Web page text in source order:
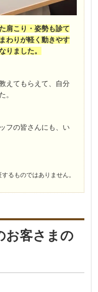
肩こり・姿勢も診て
わりが軽く動きやす
りました。
えてもらえて、自分
。
フの皆さんにも、い
るものではありません。
お客さまの